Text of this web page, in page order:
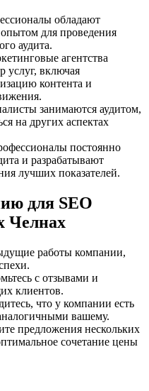
обладают
для проведения
аудита.
агентства
услуг, включая
контента и
занимаются аудитом,
на других аспектах
постоянно
и разрабатывают
лучших показателей.
для SEO
Челнах
работы компании,
с отзывами и
клиентов.
что у компании есть
вашему.
предложения нескольких
сочетание цены